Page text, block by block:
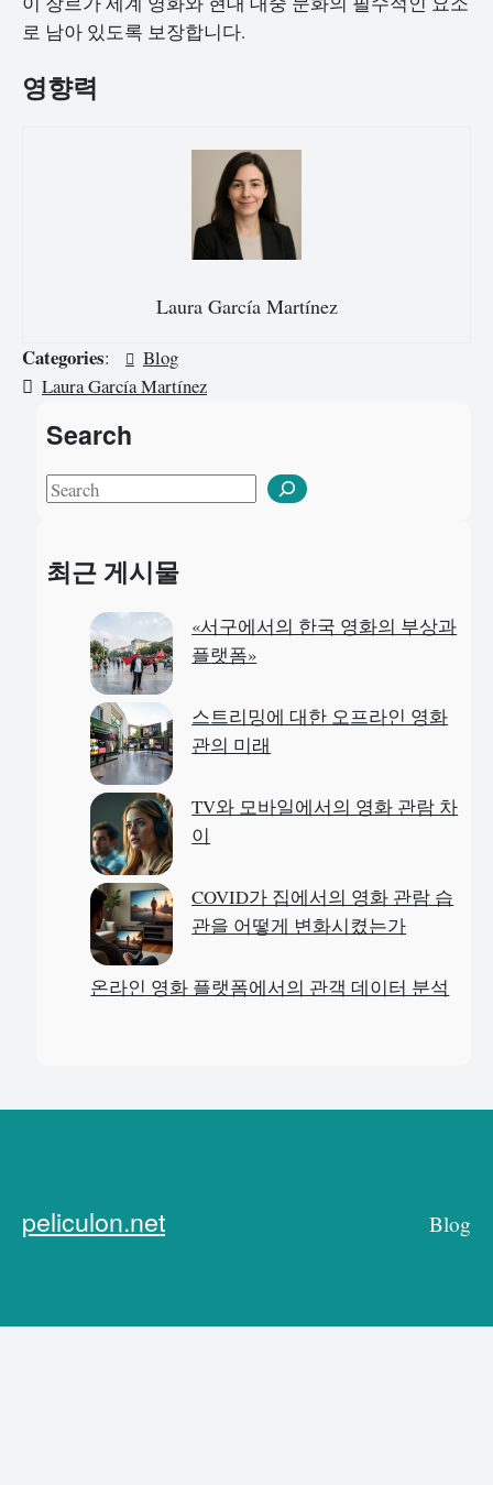
로 남아 있도록 보장합니다.
영향력
Laura García Martínez
Categories:
Blog
Laura García Martínez
Search
S
r
최근 게시물
«서구에서의 한국 영화의 부상과
플랫폼»
스트리밍에 대한 오프라인 영화
관의 미래
TV와 모바일에서의 영화 관람 차
이
COVID가 집에서의 영화 관람 습
관을 어떻게 변화시켰는가
온라인 영화 플랫폼에서의 관객 데이터 분석
peliculon.net Blog